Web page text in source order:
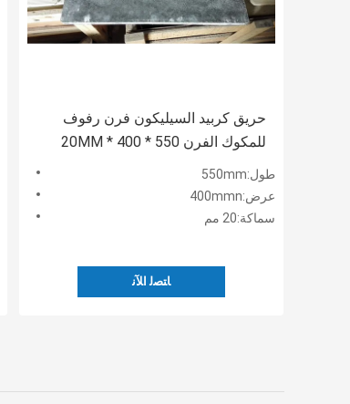
حريق كربيد السيليكون فرن رفوف
للمكوك الفرن 550 * 400 * 20MM
طول:550mm
عرض:400mmn
سماكة:20 مم
ﺎﺘﺼﻟ ﺍﻶﻧ